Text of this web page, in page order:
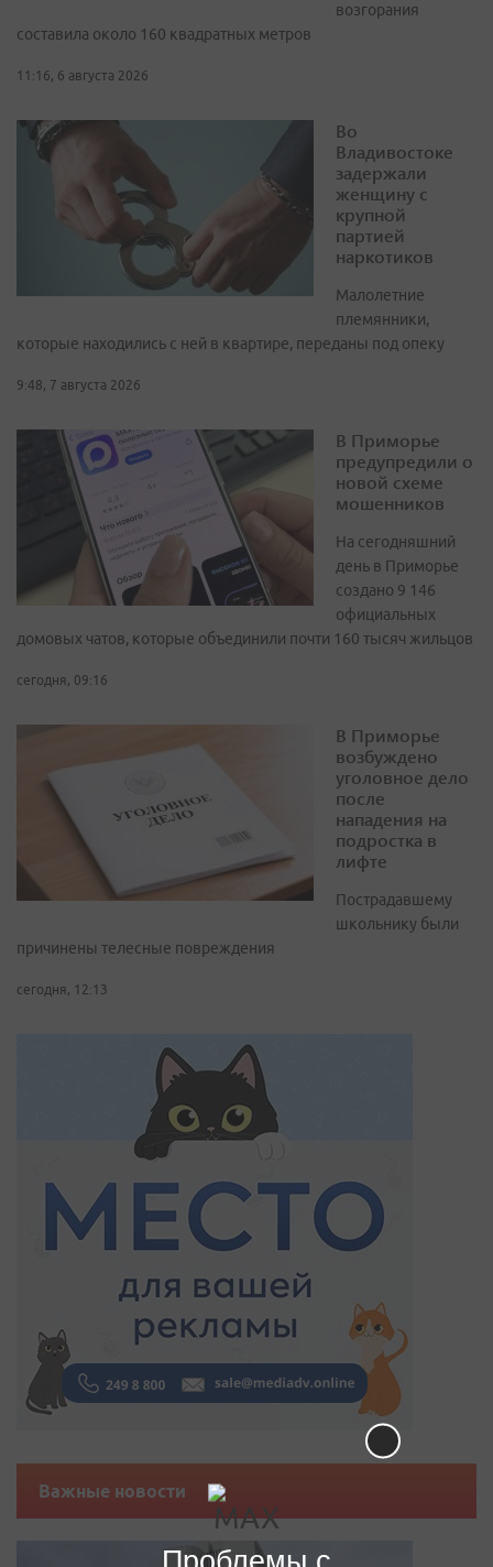
возгорания
составила около 160 квадратных метров
11:16, 6 августа 2026
Во
Владивостоке
задержали
женщину с
крупной
партией
наркотиков
Малолетние
племянники,
которые находились с ней в квартире, переданы под опеку
9:48, 7 августа 2026
В Приморье
предупредили о
новой схеме
мошенников
На сегодняшний
день в Приморье
создано 9 146
официальных
домовых чатов, которые объединили почти 160 тысяч жильцов
сегодня, 09:16
В Приморье
возбуждено
уголовное дело
после
нападения на
подростка в
лифте
Пострадавшему
школьнику были
причинены телесные повреждения
сегодня, 12:13
Важные новости
Проблемы с